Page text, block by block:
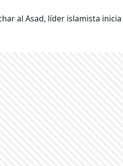
al Asad, líder islamista